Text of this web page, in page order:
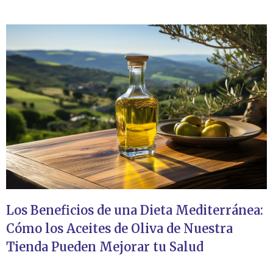
Los Beneficios de una Dieta Mediterránea:
Cómo los Aceites de Oliva de Nuestra
Tienda Pueden Mejorar tu Salud